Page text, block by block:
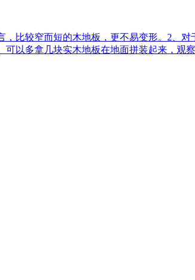
比较窄而短的木地板，更不易变形。2、
以多拿几块实木地板在地面拼装起来，观